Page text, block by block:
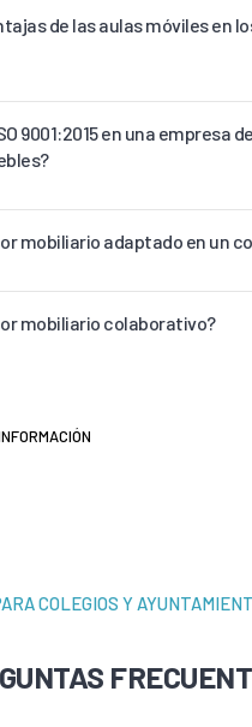
de las aulas móviles en
9001:2015 en una empresa de
mobiliario adaptado en un
mobiliario colaborativo?
COLEGIOS Y